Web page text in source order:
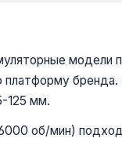
модели
125 мм.
об/мин)